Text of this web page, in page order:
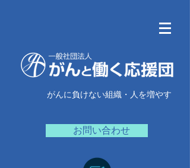
がんに負けない組織・人を増やす
お問い合わせ